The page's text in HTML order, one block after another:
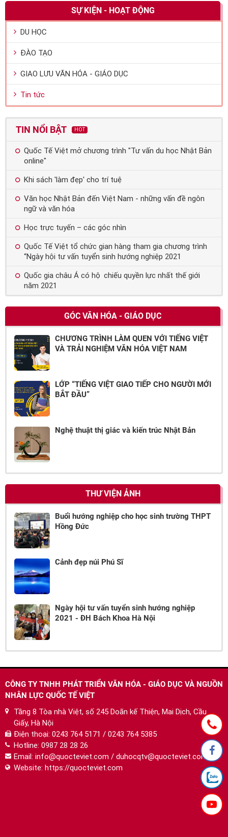
SỰ KIỆN - HOẠT ĐỘNG
DU HỌC
ĐÀO TẠO
GIAO LƯU VĂN HÓA - GIÁO DỤC
Tin tức
TIN NỔI BẬT HOT
Quốc Tế Việt mở chương trình "Tư vấn du học Nhật Bản
online"
Khi sách 'làm đẹp' cho trí tuệ
Văn học Nhật Bản đến Việt Nam - những vấn đề ngôn
ngữ và văn hóa
Học trực tuyến – các góc nhìn
Quốc Tế Việt tổ chức gian hàng tham gia chương trình
“Ngày hội tư vấn tuyển sinh hướng nghiệp 2021
Quốc gia châu Á có hộ chiếu quyền lực nhất thế giới
năm 2021
GÓC VĂN HÓA - GIÁO DỤC
CHƯƠNG TRÌNH LÀM QUEN VỚI TIẾNG VIỆT
VÀ TRẢI NGHIỆM VĂN HÓA VIỆT NAM
LỚP “TIẾNG VIỆT GIAO TIẾP CHO NGƯỜI MỚI
BẮT ĐẦU”
Nghệ thuật thị giác và kiến trúc Nhật Bản
THƯ VIỆN ẢNH
Buổi hướng nghiệp cho học sinh trường THPT
Hồng Đức
Cảnh đẹp núi Phú Sĩ
Ngày hội tư vấn tuyển sinh hướng nghiệp
2021 - ĐH Bách Khoa Hà Nội
CÔNG TY TNHH PHÁT TRIỂN VĂN HÓA - GIÁO DỤC VÀ NGUỒN
NHÂN LỰC QUỐC TẾ VIỆT
Tầng 8 Tòa nhà Việt, số 245 Doãn kế Thiện, Mai Dịch, Cầu
Giấy, Hà Nội
Điện thoại: 0243 764 5171 / 0243 764 5385
Hotline: 0987 28 28 26
Email: info@quocteviet.com / duhocqtv@quocteviet.com
Website: https://quocteviet.com